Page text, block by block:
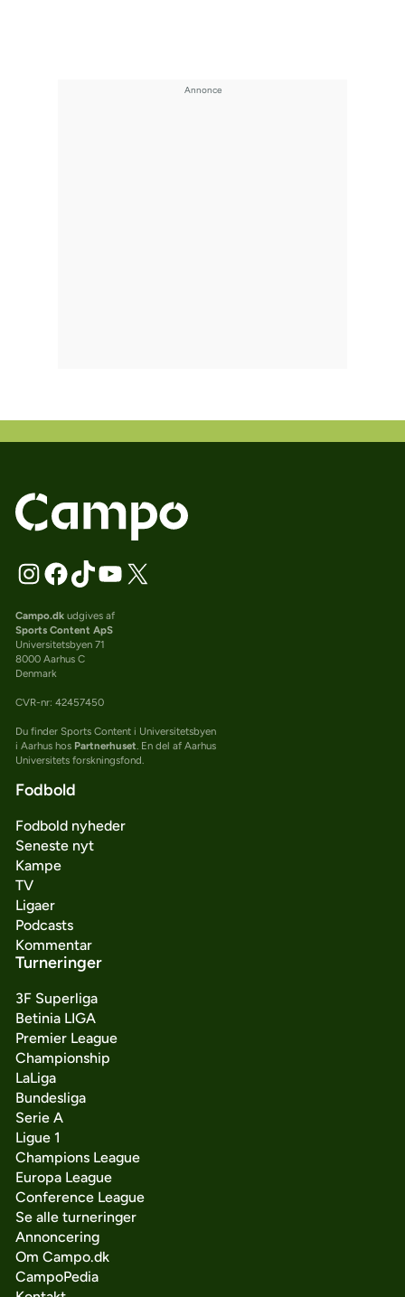
Campo.dkudgives af
Sports Content ApS
Universitetsbyen 71
8000 Aarhus C
Denmark
CVR-nr: 42457450
Du finder Sports Content i Universitetsbyen
i Aarhus hos Partnerhuset. En del af Aarhus
Universitets forskningsfond.
Fodbold
Fodbold nyheder
Seneste nyt
Kampe
TV
Ligaer
Podcasts
Kommentar
Turneringer
3F Superliga
Betinia LIGA
Premier League
Championship
LaLiga
Bundesliga
Serie A
Ligue 1
Champions League
Europa League
Conference League
Se alle turneringer
Annoncering
Om Campo.dk
CampoPedia